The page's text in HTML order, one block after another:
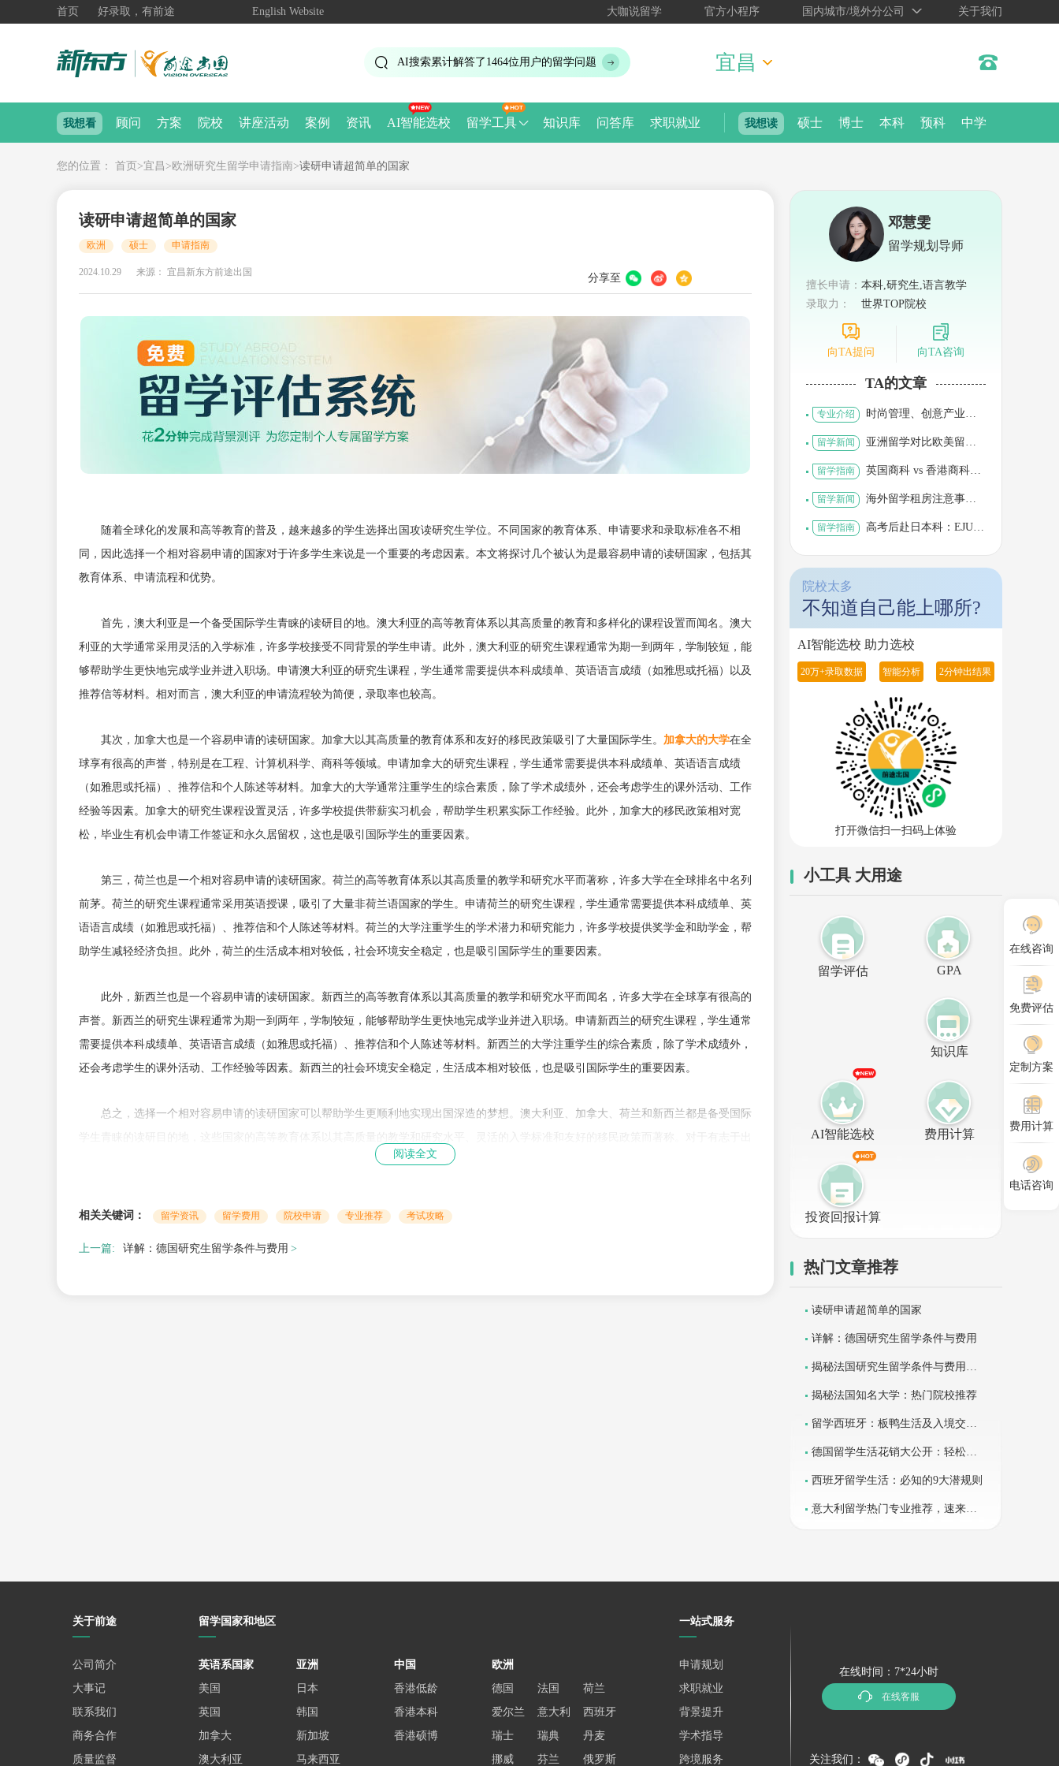
首页 好录取，有前途 English Website 大咖说留学 官方小程序 国内城市/境外分公司 关于我们
AI搜索累计解答了 1464位用户的留学问题 宜昌
我想看 顾问 方案 院校 讲座活动 案例 资讯 AI智能选校 留学工具 知识库 问答库 求职就业 我想读 硕士 博士 本科 预科 中学
您的位置： 首页 >宜昌 > 欧洲研究生留学申请指南>读研申请超简单的国家
读研申请超简单的国家
欧洲 硕士 申请指南
2024.10.29 来源： 宜昌新东方前途出国 分享至
阅读全文
随着全球化的发展和高等教育的普及，越来越多的学生选择出国攻读研究生学位。不同国家的教育体系、申请要求和录取标准各不相
同，因此选择一个相对容易申请的国家对于许多学生来说是一个重要的考虑因素。本文将探讨几个被认为是最容易申请的读研国家，包括其
教育体系、申请流程和优势。
首先，澳大利亚是一个备受国际学生青睐的读研目的地。澳大利亚的高等教育体系以其高质量的教育和多样化的课程设置而闻名。澳大
利亚的大学通常采用灵活的入学标准，许多学校接受不同背景的学生申请。此外，澳大利亚的研究生课程通常为期一到两年，学制较短，能
够帮助学生更快地完成学业并进入职场。申请澳大利亚的研究生课程，学生通常需要提供本科成绩单、英语语言成绩（如雅思或托福）以及
推荐信等材料。相对而言，澳大利亚的申请流程较为简便，录取率也较高。
其次，加拿大也是一个容易申请的读研国家。加拿大以其高质量的教育体系和友好的移民政策吸引了大量国际学生。 加拿大的大学在全
球享有很高的声誉，特别是在工程、计算机科学、商科等领域。申请加拿大的研究生课程，学生通常需要提供本科成绩单、英语语言成绩
（如雅思或托福）、推荐信和个人陈述等材料。加拿大的大学通常注重学生的综合素质，除了学术成绩外，还会考虑学生的课外活动、工作
经验等因素。加拿大的研究生课程设置灵活，许多学校提供带薪实习机会，帮助学生积累实际工作经验。此外，加拿大的移民政策相对宽
松，毕业生有机会申请工作签证和永久居留权，这也是吸引国际学生的重要因素。
第三，荷兰也是一个相对容易申请的读研国家。荷兰的高等教育体系以其高质量的教学和研究水平而著称，许多大学在全球排名中名列
前茅。荷兰的研究生课程通常采用英语授课，吸引了大量非荷兰语国家的学生。申请荷兰的研究生课程，学生通常需要提供本科成绩单、英
语语言成绩（如雅思或托福）、推荐信和个人陈述等材料。荷兰的大学注重学生的学术潜力和研究能力，许多学校提供奖学金和助学金，帮
助学生减轻经济负担。此外，荷兰的生活成本相对较低，社会环境安全稳定，也是吸引国际学生的重要因素。
此外，新西兰也是一个容易申请的读研国家。新西兰的高等教育体系以其高质量的教学和研究水平而闻名，许多大学在全球享有很高的
声誉。新西兰的研究生课程通常为期一到两年，学制较短，能够帮助学生更快地完成学业并进入职场。申请新西兰的研究生课程，学生通常
需要提供本科成绩单、英语语言成绩（如雅思或托福）、推荐信和个人陈述等材料。新西兰的大学注重学生的综合素质，除了学术成绩外，
还会考虑学生的课外活动、工作经验等因素。新西兰的社会环境安全稳定，生活成本相对较低，也是吸引国际学生的重要因素。
总之，选择一个相对容易申请的读研国家可以帮助学生更顺利地实现出国深造的梦想。澳大利亚、加拿大、荷兰和新西兰都是备受国际
学生青睐的读研目的地，这些国家的高等教育体系以其高质量的教学和研究水平、灵活的入学标准和友好的移民政策而著称。对于有志于出
国攻读研究生学位的学生来说，选择这些国家无疑是一个明智的决定。未来，这些国家将继续吸引更多的国际学生，为全球高等教育的发展
相关关键词： 留学资讯 留学费用 院校申请 专业推荐 考试攻略
上一篇: 详解：德国研究生留学条件与费用
邓慧雯
留学规划导师
擅长申请： 本科,研究生,语言教学
录取力：
世界TOP院校
向TA提问 向TA咨询
TA的文章
专业介绍
时尚管理、创意产业留
异
留学新闻
亚洲留学对比欧美留
发展路径拆解
留学指南
英国商科 vs 香港商科，
理
留学新闻
海外留学租房注意事
留学指南
高考后赴日本科：EJU
理安排
院校太多
不知道自己能上哪所?
AI智能选校 助力选校
20万+录取数据 智能分析 2分钟出结果
打开微信扫一扫码上体验
小工具 大用途
留学评估 GPA
知识库
AI智能选校 费用计算
投资回报计算
热门文章推荐
读研申请超简单的国家
详解：德国研究生留学条件与费用
揭秘法国研究生留学条件与费用全
揭秘法国知名大学：热门院校推荐
留学西班牙：板鸭生活及入境交通
德国留学生活花销大公开：轻松掌
西班牙留学生活：必知的9大潜规则
意大利留学热门专业推荐，速来收
在线咨询
免费评估
定制方案
费用计算
电话咨询
关于前途
公司简介
大事记
联系我们
商务合作
质量监督
留学国家和地区
英语系国家
美国
英国
加拿大
澳大利亚
亚洲
日本
韩国
新加坡
马来西亚
中国
香港低龄
香港本科
香港硕博
欧洲
德国
法国
荷兰
爱尔兰
意大利
西班牙
瑞士
瑞典
丹麦
挪威
芬兰 俄罗斯
一站式服务
申请规划
求职就业
背景提升
学术指导
跨境服务
在线时间：7*24小时
在线客服
关注我们：